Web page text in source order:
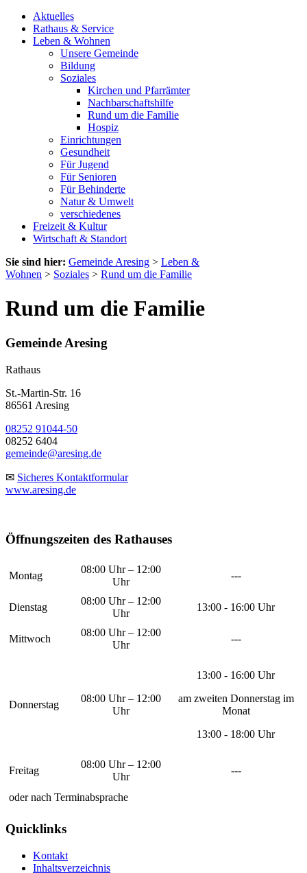
Aktuelles
Rathaus & Service
Leben & Wohnen
Unsere Gemeinde
Bildung
Soziales
Kirchen und Pfarrämter
Nachbarschaftshilfe
Rund um die Familie
Hospiz
Einrichtungen
Gesundheit
Für Jugend
Für Senioren
Für Behinderte
Natur & Umwelt
verschiedenes
Freizeit & Kultur
Wirtschaft & Standort
Sie sind hier: Gemeinde Aresing > Leben &
Wohnen > Soziales > Rund um die Familie
Rund um die Familie
Gemeinde Aresing
Rathaus
St.-Martin-Str. 16
86561 Aresing
08252 91044-50
08252 6404
gemeinde@aresing.de
✉ Sicheres Kontaktformular
www.aresing.de
Öffnungszeiten des Rathauses
Montag
08:00 Uhr – 12:00
Uhr
---
Dienstag
08:00 Uhr – 12:00
Uhr
13:00 - 16:00 Uhr
Mittwoch
08:00 Uhr – 12:00
Uhr
---
Donnerstag
08:00 Uhr – 12:00
Uhr
13:00 - 16:00 Uhr
am zweiten Donnerstag im
Monat
13:00 - 18:00 Uhr
Freitag
08:00 Uhr – 12:00
Uhr
---
oder nach Terminabsprache
Quicklinks
Kontakt
Inhaltsverzeichnis